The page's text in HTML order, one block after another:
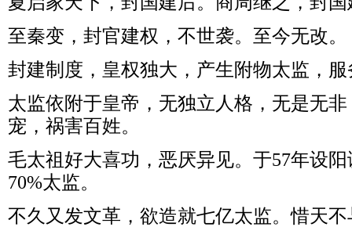
至秦变，封官建权，不世袭。至今无改。
封建制度，皇权独大，产生附物太监，
太监依附于皇帝，无独立人格，无是无
宠，祸害百姓。
毛太祖好大喜功，恶厌异见。于57年设
70%太监。
不久又发文革，欲造就七亿太监。惜天